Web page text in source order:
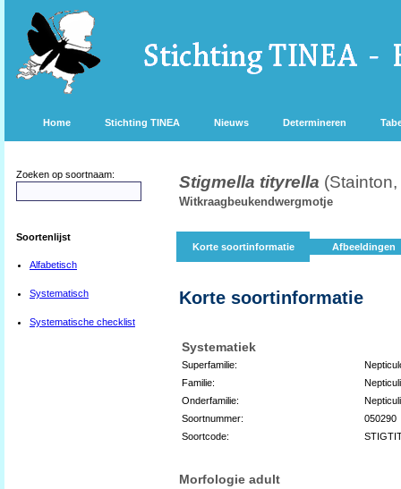
Home Stichting TINEA Nieuws Determineren
Zoeken op soortnaam:
Soortenlijst
Alfabetisch
Systematisch
Systematische checklist
Stigmella tityrella
Witkraagbeukendwergmotje
Korte soortinformatie Afbeeldingen
Korte soortinformatie
Systematiek
Superfamilie:
Familie:
Onderfamilie:
Soortnummer:
050290
Soortcode:
Morfologie adult